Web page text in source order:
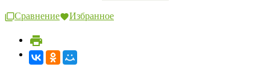
Сравнение Избранное